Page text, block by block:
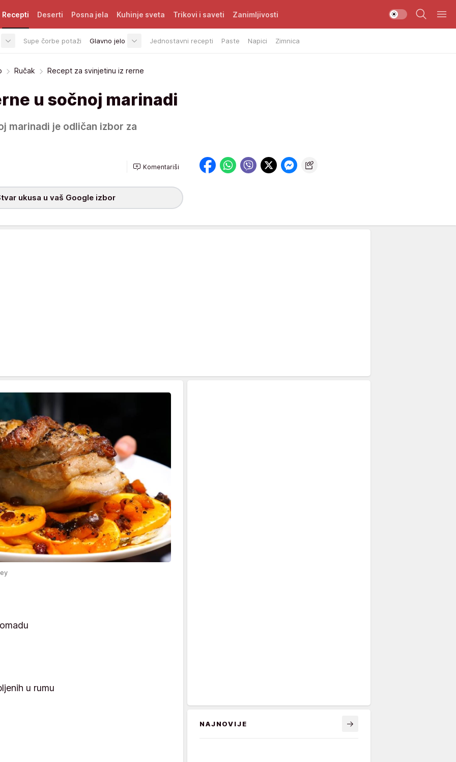
Recepti
Supe čorbe potaži Glavno jelo Jednostavni recepti Paste Napici Zimnica
Deserti Posna jela Kuhinje sveta Trikovi i saveti Zanimljivosti
Ručak Recept za svinjetinu iz rerne
u sočnoj marinadi
marinadi je odličan izbor za
Komentariši
ukusa u vaš Google izbor
u rumu
NAJNOVIJE